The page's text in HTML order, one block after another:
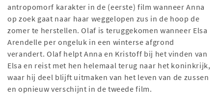
antropomorf karakter in de (eerste) film wanneer Anna
op zoek gaat naar haar weggelopen zus in de hoop de
zomer te herstellen. Olaf is teruggekomen wanneer Elsa
Arendelle per ongeluk in een winterse afgrond
verandert. Olaf helpt Anna en Kristoff bij het vinden van
Elsa en reist met hen helemaal terug naar het koninkrijk,
waar hij deel blijft uitmaken van het leven van de zussen
en opnieuw verschijnt in de tweede film.